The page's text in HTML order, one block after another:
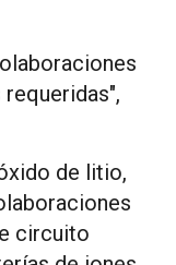
de litio,
circuito